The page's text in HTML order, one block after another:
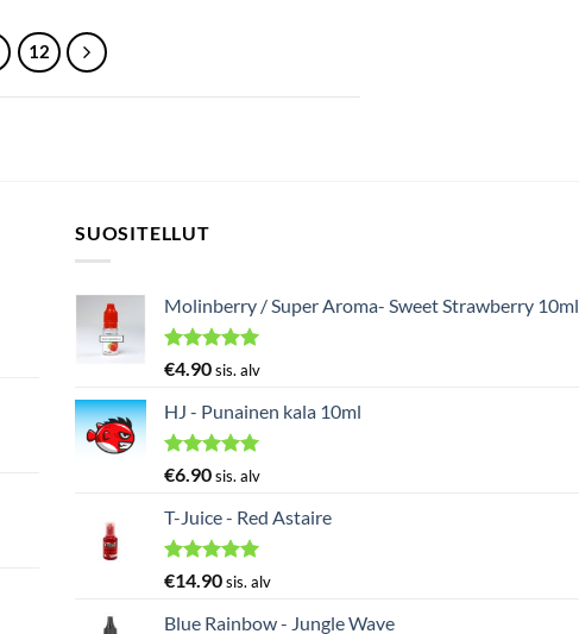
12
SUOSITELLUT
Molinberry / Super Aroma- Sweet Strawberry 10ml
Arvostelu
5.00
/ 5
€4.90sis. alv
HJ - Punainen kala 10ml
Arvostelu
5.00
/ 5
€6.90sis. alv
T-Juice - Red Astaire
Arvostelu
5.00
/ 5
€14.90sis. alv
Blue Rainbow - Jungle Wave